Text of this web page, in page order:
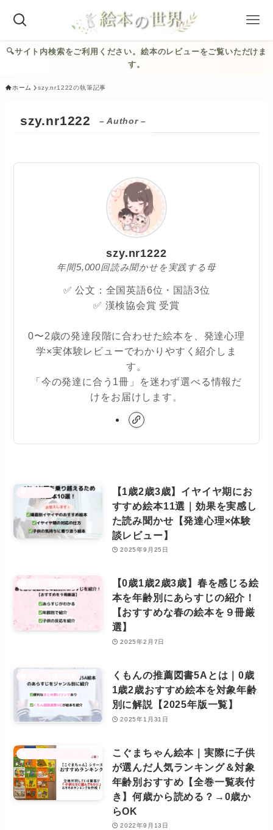
🔍︎サイト内検索をご利用ください。絵本のレビューをご覧いただけま
す。
ホーム szy.nr1222の執筆記事
szy.nr1222 – Author –
szy.nr1222
年間5,000回読み聞かせを実践する母
✅ 公文：全国英語6位・国語3位
✅ 漢検協会賞 受賞
0〜2歳の発達段階に合わせた絵本を、発達心理
学×実体験レビューでわかりやすく紹介しま
す。
「今の発達に合う1冊」を迷わず選べる情報だ
けをお届けします。
【1歳2歳3歳】イヤイヤ期にお
すすめ絵本11選｜効果を実感し
た読み聞かせ【発達心理×体験
談レビュー】
2025年9月25日
【0歳1歳2歳3歳】春を感じる絵
本を年齢別にあらすじの紹介！
【おすすめな春の絵本を９冊厳
選】
2025年2月7日
くもんの推薦図書5Aとは｜0歳
1歳2歳おすすめ絵本を対象年齢
別に解説【2025年版一覧】
2025年1月31日
こぐまちゃん絵本｜実際に子供
が選んだ人気ランキング＆対象
年齢別おすすめ【全巻一覧表付
き】何歳から読める？→0歳か
らOK
2022年9月13日